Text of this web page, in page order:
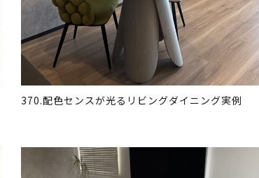
370.配色センスが光るリビングダイニング実例